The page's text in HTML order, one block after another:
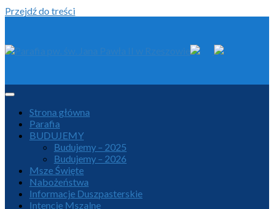
Przejdź do treści
Strona główna
Parafia
BUDUJEMY
Budujemy – 2025
Budujemy – 2026
Msze Święte
Nabożeństwa
Informacje Duszpasterskie
Intencje Mszalne